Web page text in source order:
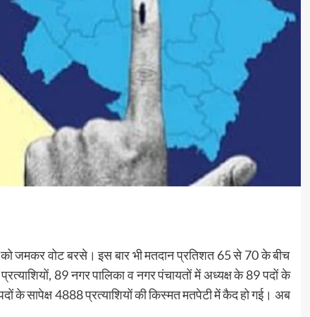
जमकर वोट बरसे। इस बार भी मतदान प्रतिशत 65 से 70 के बीच
89 नगर पालिका व नगर पंचायतों में अध्यक्ष के 89 पदों के
के सापेक्ष 4888 प्रत्याशियों की किस्मत मतपेटी में कैद हो गई। अब